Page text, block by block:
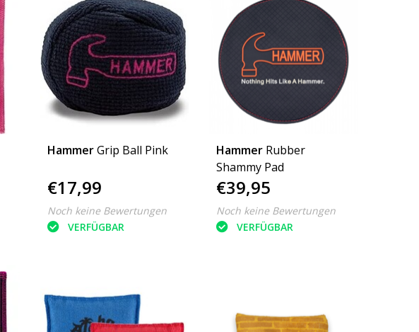
HammerGrip Ball Pink
€17,99
Noch keine Bewertungen
VERFÜGBAR
Hammer Rubber
Shammy Pad
€39,95
Noch keine Bewertungen
VERFÜGBAR